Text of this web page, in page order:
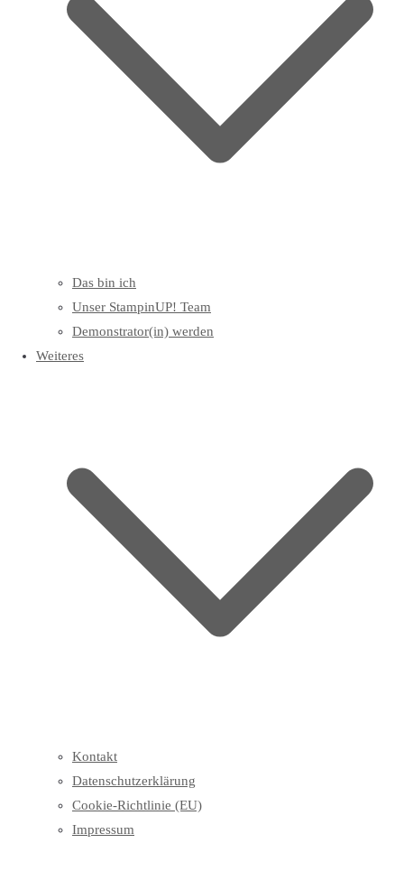
Das bin ich
Unser StampinUP! Team
Demonstrator(in) werden
Weiteres
Kontakt
Datenschutzerklärung
Cookie-Richtlinie (EU)
Impressum